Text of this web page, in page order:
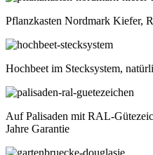
Pflanzkasten Nordmark Kiefer,
Hochbeet im Stecksystem,
Auf Palisaden mit RAL-
Jahre Garantie